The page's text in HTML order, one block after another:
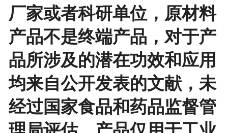
厂家或者科研单位，原材料
产品不是终端产品，对于产
品所涉及的潜在功效和应用
均来自公开发表的文献，未
经过国家食品和药品监督管